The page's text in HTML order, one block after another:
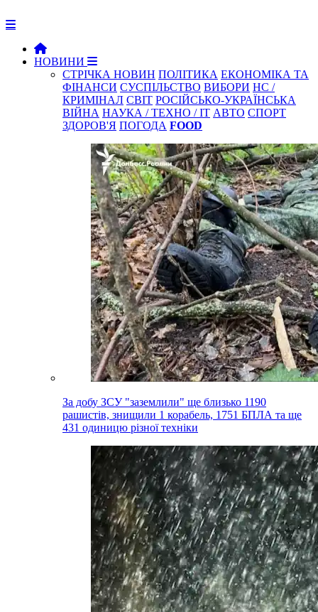
НОВИНИ
СТРІЧКА НОВИН ПОЛІТИКА ЕКОНОМІКА ТА
ФІНАНСИ СУСПІЛЬСТВО ВИБОРИ НС /
КРИМІНАЛ СВІТ РОСІЙСЬКО-УКРАЇНСЬКА
ВІЙНА НАУКА / ТЕХНО / IT АВТО СПОРТ
ЗДОРОВ'Я ПОГОДА FOOD
За добу ЗСУ "заземлили" ще близько 1190
рашистів, знищили 1 корабель, 1751 БПЛА та ще
431 одиницю різної техніки